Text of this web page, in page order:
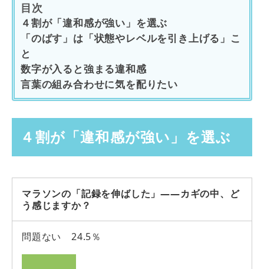
目次
４割が「違和感が強い」を選ぶ
「のばす」は「状態やレベルを引き上げる」こ
と
数字が入ると強まる違和感
言葉の組み合わせに気を配りたい
４割が「違和感が強い」を選ぶ
マラソンの「記録を伸ばした」――カギの中、ど
う感じますか？
問題ない 24.5％